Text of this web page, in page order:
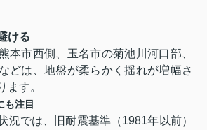
ける
本市西側、玉名市の菊池川河口部、
どは、地盤が柔らかく揺れが増幅さ
ます。
も注目
況では、旧耐震基準（1981年以前）